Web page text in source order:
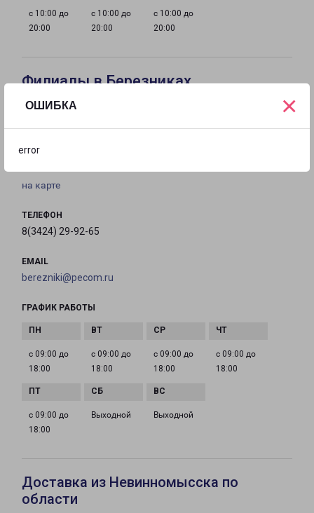
ОШИБКА
error
×
с 10:00 до
20:00
с 10:00 до
20:00
с 10:00 до
20:00
Филиалы в Березниках
Большевистская улица, 8
на карте
ТЕЛЕФОН
8(3424) 29-92-65
EMAIL
berezniki@pecom.ru
ГРАФИК РАБОТЫ
с 09:00 до
18:00
с 09:00 до
18:00
с 09:00 до
18:00
с 09:00 до
18:00
с 09:00 до
18:00
Выходной Выходной
Доставка из Невинномысска по
области